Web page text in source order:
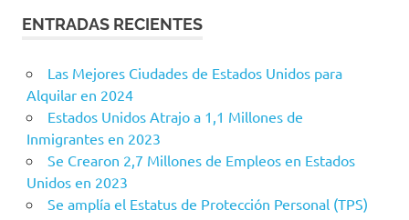
ENTRADAS RECIENTES
Las Mejores Ciudades de Estados Unidos para
Alquilar en 2024
Estados Unidos Atrajo a 1,1 Millones de
Inmigrantes en 2023
Se Crearon 2,7 Millones de Empleos en Estados
Unidos en 2023
Se amplía el Estatus de Protección Personal (TPS)